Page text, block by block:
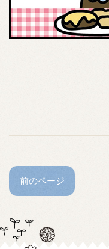
前のページ